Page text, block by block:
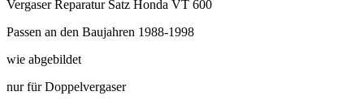
Vergaser Reparatur Satz Honda VT 600
Passen an den Baujahren 1988-1998
wie abgebildet
nur für Doppelvergaser